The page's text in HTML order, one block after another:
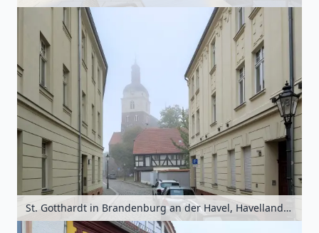
St. Gotthardt in Brandenburg an der Havel, Havelland, Brandenburg, Deutschland